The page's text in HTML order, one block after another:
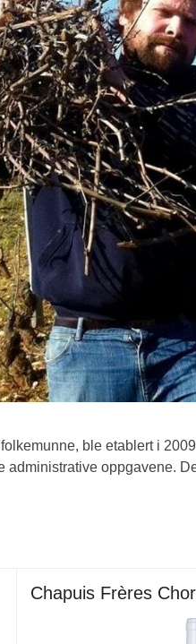
ble etablert i
oppgavene.
Chapuis Frères